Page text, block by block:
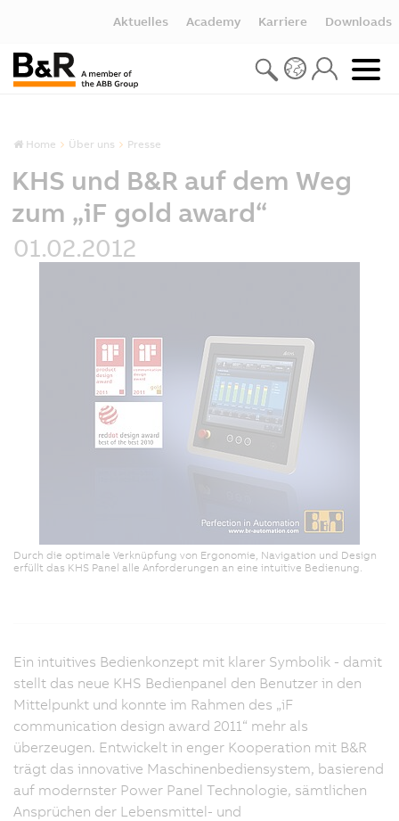
Aktuelles Academy Karriere Downloads
Home Über uns Presse
KHS und B&R auf dem Weg
zum „iF gold award“
01.02.2012
Durch die optimale Verknüpfung von Ergonomie, Navigation und Design
erfüllt das KHS Panel alle Anforderungen an eine intuitive Bedienung.
Ein intuitives Bedienkonzept mit klarer Symbolik - damit
stellt das neue KHS Bedienpanel den Benutzer in den
Mittelpunkt und konnte im Rahmen des „iF
communication design award 2011“ mehr als
überzeugen. Entwickelt in enger Kooperation mit B&R
trägt das innovative Maschinenbediensystem, basierend
auf modernster Power Panel Technologie, sämtlichen
Ansprüchen der Lebensmittel- und